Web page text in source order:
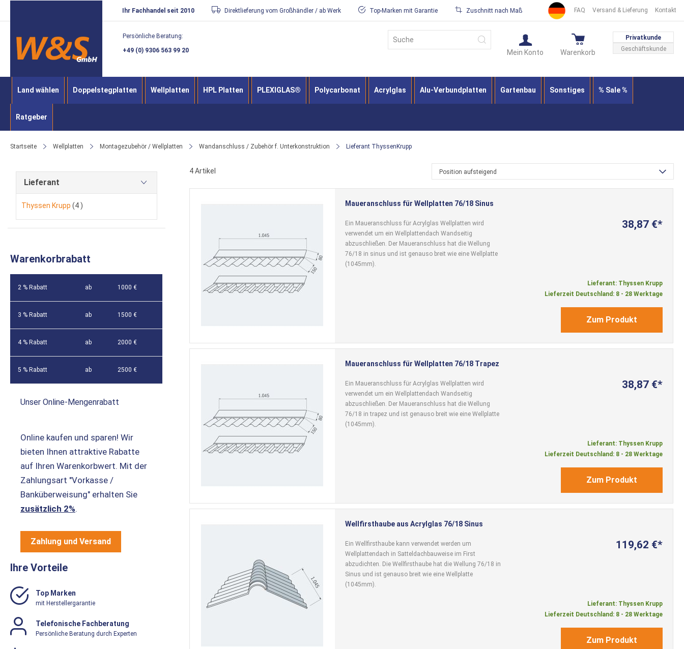
Direkt
zum
Inhalt
FAQ Versand & Lieferung Kontakt
Ihr Fachhandel seit 2010 Direktlieferung vom Großhändler / ab Werk Top-Marken mit Garantie Zuschnitt nach Maß
Privatkunde
Geschäftskunde
Persönliche Beratung:
+49 (0) 9306 563 99 20
Warenkorb
Mein Konto
Suche
Land wählen Doppelstegplatten Wellplatten HPL Platten PLEXIGLAS® Polycarbonat Acrylglas Alu-Verbundplatten Gartenbau Sonstiges % Sale %
Ratgeber
Startseite Wellplatten Montagezubehör / Wellplatten Wandanschluss / Zubehör f. Unterkonstruktion Lieferant ThyssenKrupp
4Artikel Position aufsteigend
Maueranschluss für Wellplatten 76/18 Sinus
Ein Maueranschluss für Acrylglas Wellplatten wird
verwendet um ein Wellplattendach Wandseitig
abzuschließen. Der Maueranschluss hat die Wellung
76/18 in sinus und ist genauso breit wie eine Wellplatte
(1045mm).
38,87 €
Lieferant: Thyssen Krupp
Lieferzeit Deutschland: 8 - 28 Werktage
Zum Produkt
Maueranschluss für Wellplatten 76/18 Trapez
Ein Maueranschluss für Acrylglas Wellplatten wird
verwendet um ein Wellplattendach Wandseitig
abzuschließen. Der Maueranschluss hat die Wellung
76/18 in trapez und ist genauso breit wie eine Wellplatte
(1045mm).
38,87 €
Lieferant: Thyssen Krupp
Lieferzeit Deutschland: 8 - 28 Werktage
Zum Produkt
Wellfirsthaube aus Acrylglas 76/18 Sinus
Ein Wellfirsthaube kann verwendet werden um
Wellplattendach in Satteldachbauweise im First
abzudichten. Die Wellfirsthaube hat die Wellung 76/18 in
Sinus und ist genauso breit wie eine Wellplatte
(1045mm).
119,62 €
Lieferant: Thyssen Krupp
Lieferzeit Deutschland: 8 - 28 Werktage
Zum Produkt
Lieferant
Thyssen Krupp 4Artikel
Warenkorbrabatt
2 % Rabatt ab 1000 €
3 % Rabatt ab 1500 €
4 % Rabatt ab 2000 €
5 % Rabatt ab 2500 €
Unser Online-Mengenrabatt
Online kaufen und sparen! Wir
bieten Ihnen attraktive Rabatte
auf Ihren Warenkorbwert. Mit der
Zahlungsart "Vorkasse /
Banküberweisung" erhalten Sie
zusätzlich 2%.
Zahlung und Versand
Ihre Vorteile
Top Marken
mit Herstellergarantie
Telefonische Fachberatung
Persönliche Beratung durch Experten